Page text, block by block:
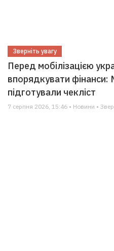
Зверніть увагу
Перед мобілізацією
впорядкувати фінанси:
підготували чекліст
7 серпня 2026, 15:46 • Новини •